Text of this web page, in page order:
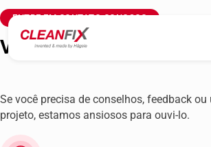
Vihdin Kone
ENTRE EM CONTATO CONOSCO
Se você precisa de conselhos, feedback
projeto, estamos ansiosos para ouvi-lo.